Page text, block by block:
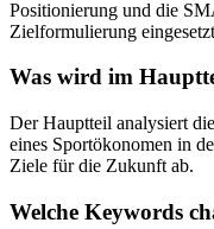
Positionierung und die
Zielformulierung
Was wird im
Der Hauptteil analysiert
eines Sportökonomen in
Ziele für die Zukunft ab.
Welche Keywords